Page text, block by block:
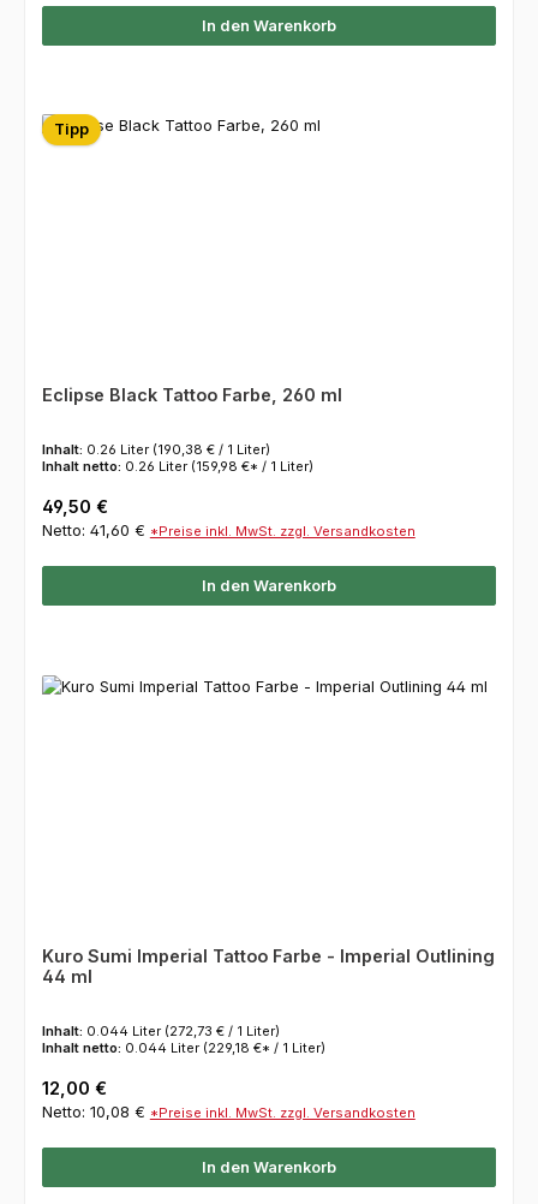
In den Warenkorb
Tipp
Eclipse Black Tattoo Farbe, 260 ml
Inhalt: 0.26 Liter (190,38 € / 1 Liter)
Inhalt netto: 0.26 Liter (159,98 €* / 1 Liter)
Regulärer Preis:
49,50 €
Netto: 41,60 € *Preise inkl. MwSt. zzgl. Versandkosten
In den Warenkorb
Kuro Sumi Imperial Tattoo Farbe - Imperial Outlining
44 ml
Inhalt: 0.044 Liter (272,73 € / 1 Liter)
Inhalt netto: 0.044 Liter (229,18 €* / 1 Liter)
Regulärer Preis:
12,00 €
Netto: 10,08 € *Preise inkl. MwSt. zzgl. Versandkosten
In den Warenkorb